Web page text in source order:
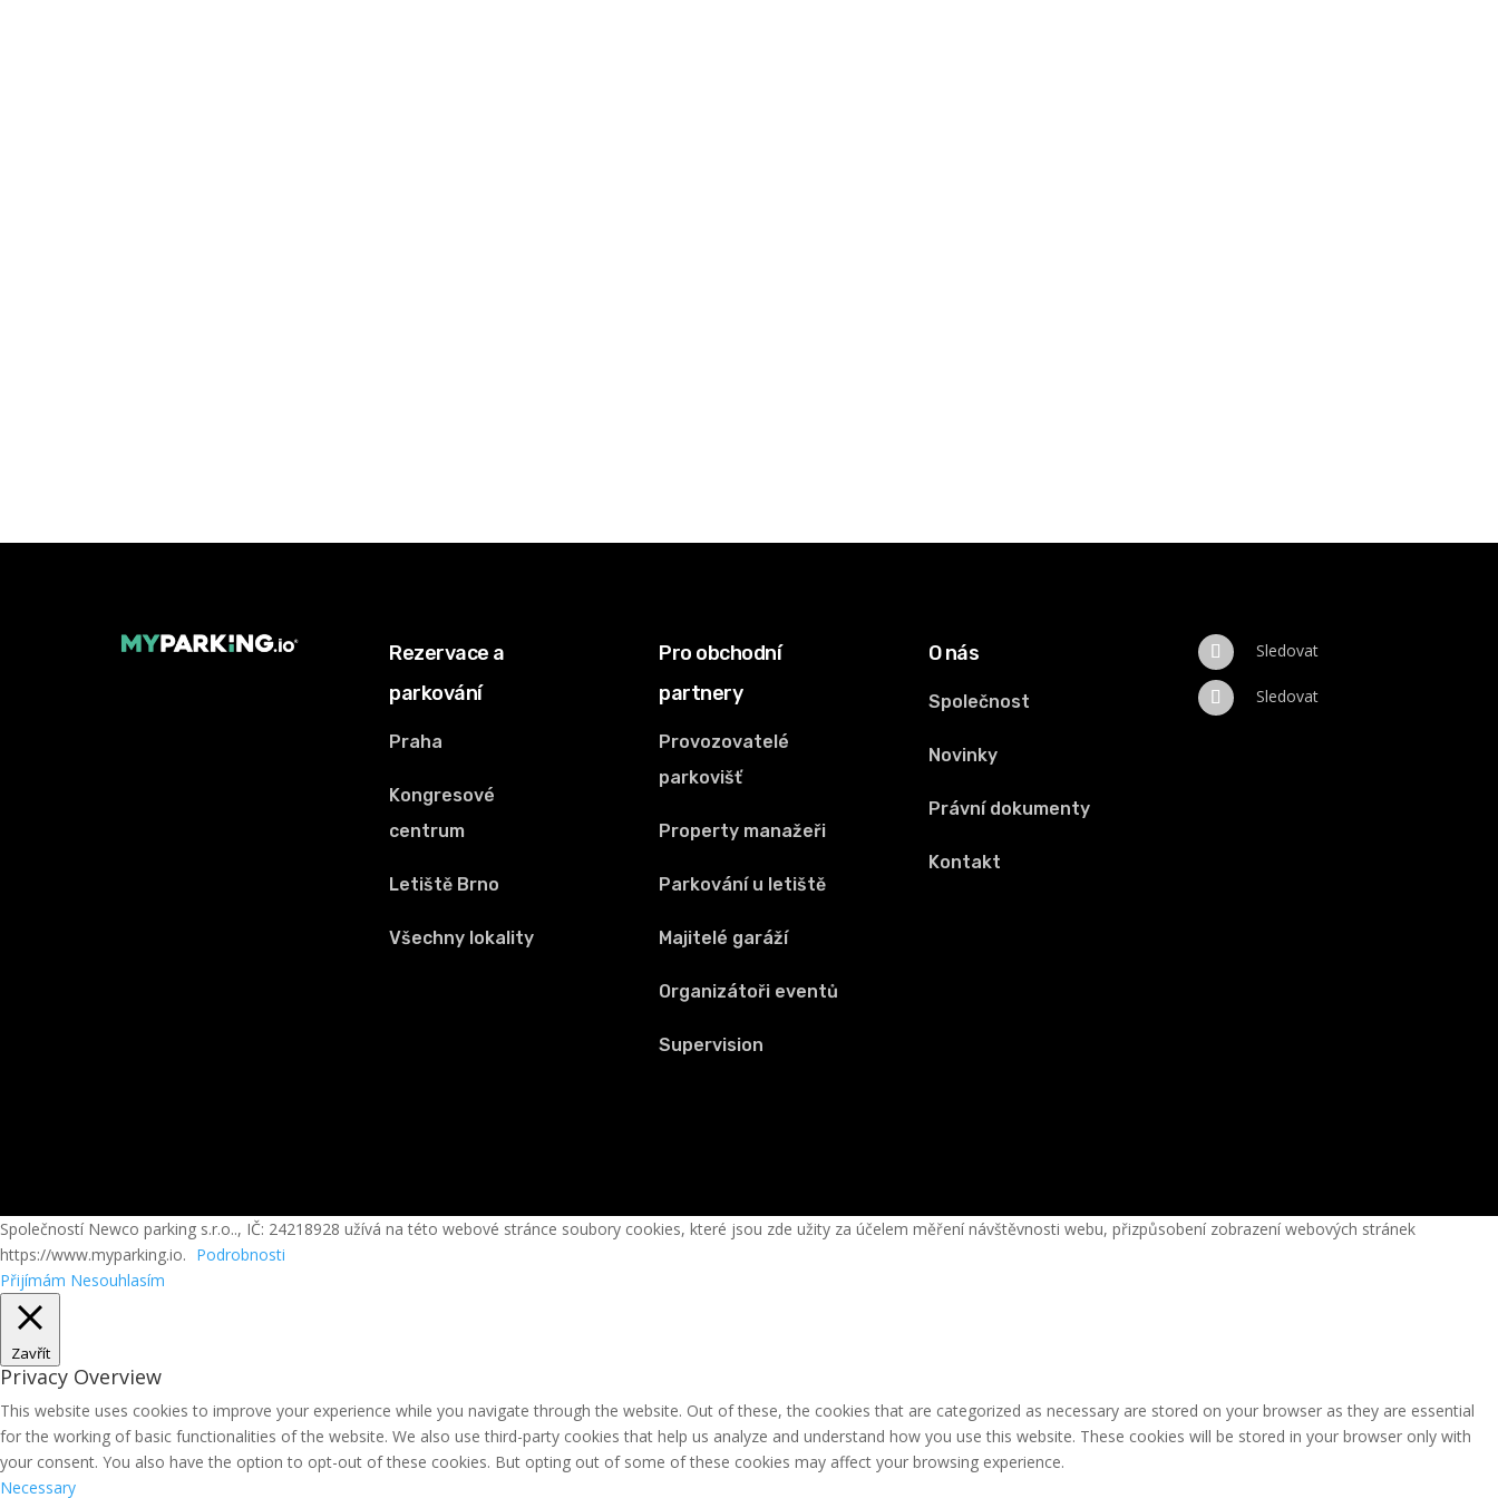
Rezervace a
parkování
Praha
Kongresové
centrum
Letiště Brno
Všechny lokality
Pro obchodní
partnery
Provozovatelé
parkovišť
Property manažeři
Parkování u letiště
Majitelé garáží
Organizátoři eventů
Supervision
O nás
Společnost
Novinky
Právní dokumenty
Kontakt
Sledovat
Sledovat
Společností Newco parking s.r.o.., IČ: 24218928 užívá na této webové stránce soubory cookies, které jsou zde užity za účelem měření návštěvnosti webu, přizpůsobení zobrazení webových stránek
https://www.myparking.io. Podrobnosti
Přijímám Nesouhlasím
Zavřít
Privacy Overview
This website uses cookies to improve your experience while you navigate through the website. Out of these, the cookies that are categorized as necessary are stored on your browser as they are essential
for the working of basic functionalities of the website. We also use third-party cookies that help us analyze and understand how you use this website. These cookies will be stored in your browser only with
your consent. You also have the option to opt-out of these cookies. But opting out of some of these cookies may affect your browsing experience.
Necessary